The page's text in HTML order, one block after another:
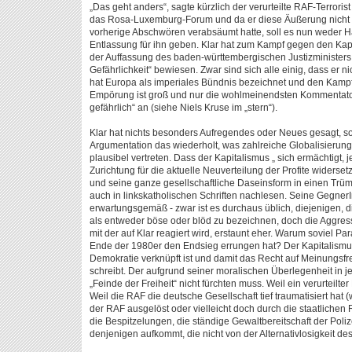
„Das geht anders“, sagte kürzlich der verurteilte RAF-
das Rosa-Luxemburg-Forum und da er diese Äußerung
vorherige Abschwören verabsäumt hatte, soll es nun weder
Entlassung für ihn geben. Klar hat zum Kampf gegen den
der Auffassung des baden-württembergischen
Gefährlichkeit“ bewiesen. Zwar sind sich alle einig, dass er
hat Europa als imperiales Bündnis bezeichnet und den
Empörung ist groß und nur die wohlmeinendsten
gefährlich“ an (siehe Niels Kruse im „stern“).
Klar hat nichts besonders Aufregendes oder Neues gesagt,
Argumentation das wiederholt, was zahlreiche
plausibel vertreten. Dass der Kapitalismus „ sich ermächtigt,
Zurichtung für die aktuelle Neuverteilung der Profite
und seine ganze gesellschaftliche Daseinsform in einen
auch in linkskatholischen Schriften nachlesen. Seine
erwartungsgemäß - zwar ist es durchaus üblich, diejenigen,
als entweder böse oder blöd zu bezeichnen, doch die
mit der auf Klar reagiert wird, erstaunt eher. Warum soviel
Ende der 1980er den Endsieg errungen hat? Der
Demokratie verknüpft ist und damit das Recht auf
schreibt. Der aufgrund seiner moralischen Überlegenheit in
„Feinde der Freiheit“ nicht fürchten muss. Weil ein
Weil die RAF die deutsche Gesellschaft tief traumatisiert hat
der RAF ausgelöst oder vielleicht doch durch die staatlichen
die Bespitzelungen, die ständige Gewaltbereitschaft der
denjenigen aufkommt, die nicht von der Alternativlosigkeit